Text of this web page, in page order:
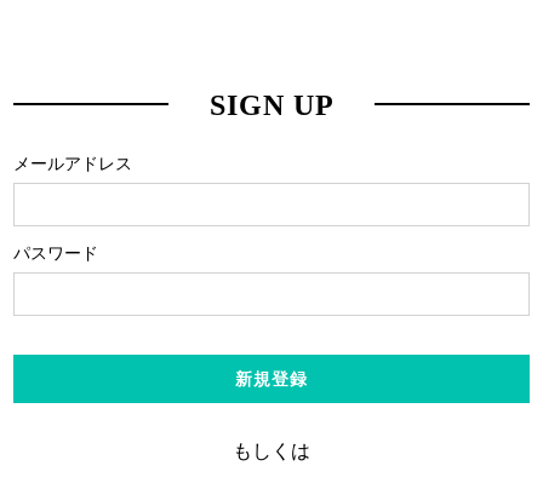
SIGN UP
メールアドレス
パスワード
新規登録
もしくは